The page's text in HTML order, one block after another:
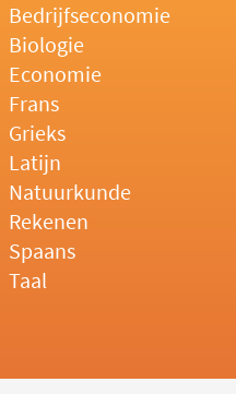
Bedrijfseconomie
Biologie
Economie
Frans
Grieks
Latijn
Natuurkunde
Rekenen
Spaans
Taal